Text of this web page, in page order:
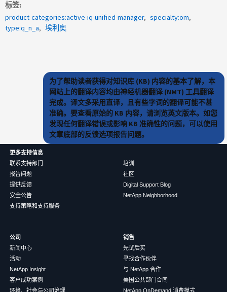
标签
product-categories:active-iq-unified-manager
specialty:om
type:q_n_a
埃利奥
为了帮助读者获得对知识库 (KB) 内容的基本了解，本
网站上的翻译内容均由神经机器翻译 (NMT) 工具翻译
完成。译文多采用直译，且有些字词的翻译可能不甚
准确。要查看原始的 KB 内容，请浏览英文版本。如您
发现任何翻译错误或影响 KB 准确性的问题，可以使用
文章底部的反馈选项报告问题。
更多支持信息
联系支持部门
报告问题
提供反馈
安全公告
支持策略和支持服务
培训
社区
Digital Support Blog
NetApp Neighborhood
公司
新闻中心
活动
NetApp Insight
客户成功案例
环境、社会与公司治理
销售
先试后买
寻找合作伙伴
与 NetApp 合作
美国公共部门合同
NetApp OnDemand 消费模式